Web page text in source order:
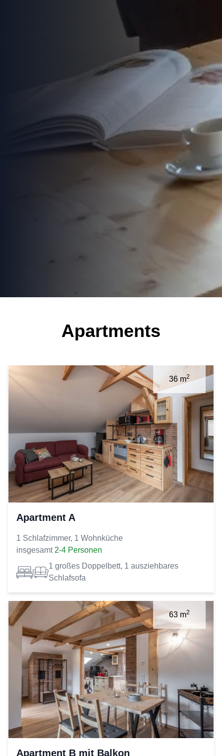
Apartments
36 m2
Apartment A
1 Schlafzimmer, 1 Wohnküche
insgesamt 2-4 Personen
1 großes Doppelbett, 1 ausziehbares
Schlafsofa
63 m2
Apartment B mit Balkon